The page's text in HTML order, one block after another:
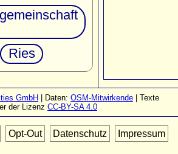
Ries
GmbH | Daten: OSM-Mitwirkende | Texte
der Lizenz CC-BY-SA 4.0
Opt-Out Datenschutz Impressum